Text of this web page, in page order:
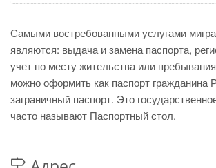
Самыми востребованными услугами
являются: выдача и замена паспорта,
учет по месту жительства или
можно оформить как паспорт гражданина
заграничный паспорт. Это
часто называют Паспортный стол.